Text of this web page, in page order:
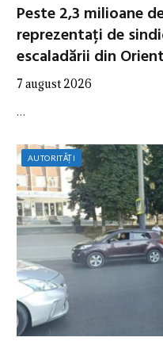
Peste 2,3 milioane
reprezentați de
escaladării din
7 august 2026
…
AUTORITĂȚI